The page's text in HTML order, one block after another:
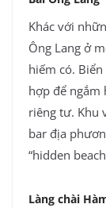
Khác với
Ông Lang ở
hiếm có.
hợp để ngắm
riêng tư. Khu
bar địa
“hidden
Làng chài